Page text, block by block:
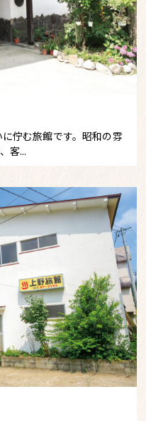
佇む旅館です。昭和の雰
客...